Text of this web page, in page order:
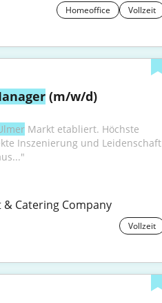
Homeoffice Vollzeit
(m/w/d)
Markt etabliert. Höchste
Inszenierung und Leidenschaft
& Catering Company
Vollzeit